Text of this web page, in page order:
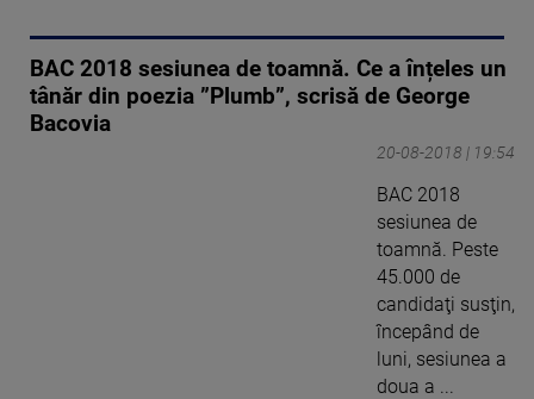
BAC 2018 sesiunea de toamnă. Ce a înțeles un
tânăr din poezia ”Plumb”, scrisă de George
Bacovia
20-08-2018 | 19:54
BAC 2018
sesiunea de
toamnă. Peste
45.000 de
candidaţi susţin,
începând de
luni, sesiunea a
doua a ...